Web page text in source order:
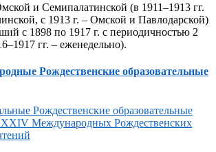
и Семипалатинской (в 1911–1913 гг.
с 1913 г. – Омской и Павлодарской)
с 1898 по 1917 г. с периодичностью 2
гг. – еженедельно).
Рождественские образовательные